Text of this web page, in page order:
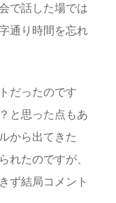
で話した場では
通り時間を忘れ
だったのです
と思った点もあ
から出てきた
れたのですが、
ず結局コメント